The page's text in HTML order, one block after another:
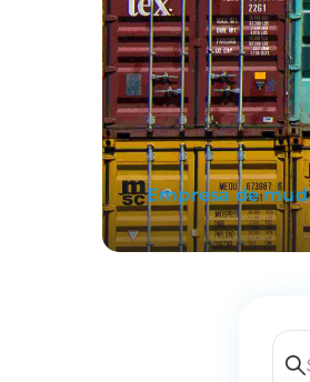
Empresa de